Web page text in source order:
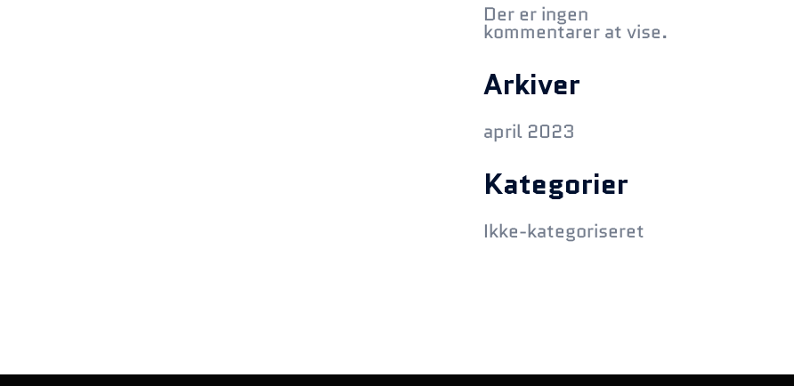
Der er ingen
kommentarer at vise.
Arkiver
april 2023
Kategorier
Ikke-kategoriseret